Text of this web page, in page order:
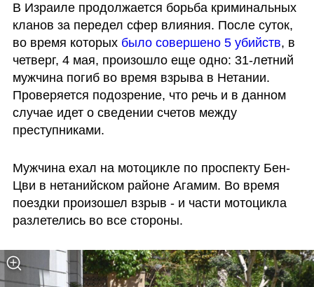
В Израиле продолжается борьба криминальных
кланов за передел сфер влияния. После суток,
во время которых было совершено 5 убийств, в
четверг, 4 мая, произошло еще одно: 31-летний
мужчина погиб во время взрыва в Нетании.
Проверяется подозрение, что речь и в данном
случае идет о сведении счетов между
преступниками.
Мужчина ехал на мотоцикле по проспекту Бен-
Цви в нетанийском районе Агамим. Во время
поездки произошел взрыв - и части мотоцикла
разлетелись во все стороны.